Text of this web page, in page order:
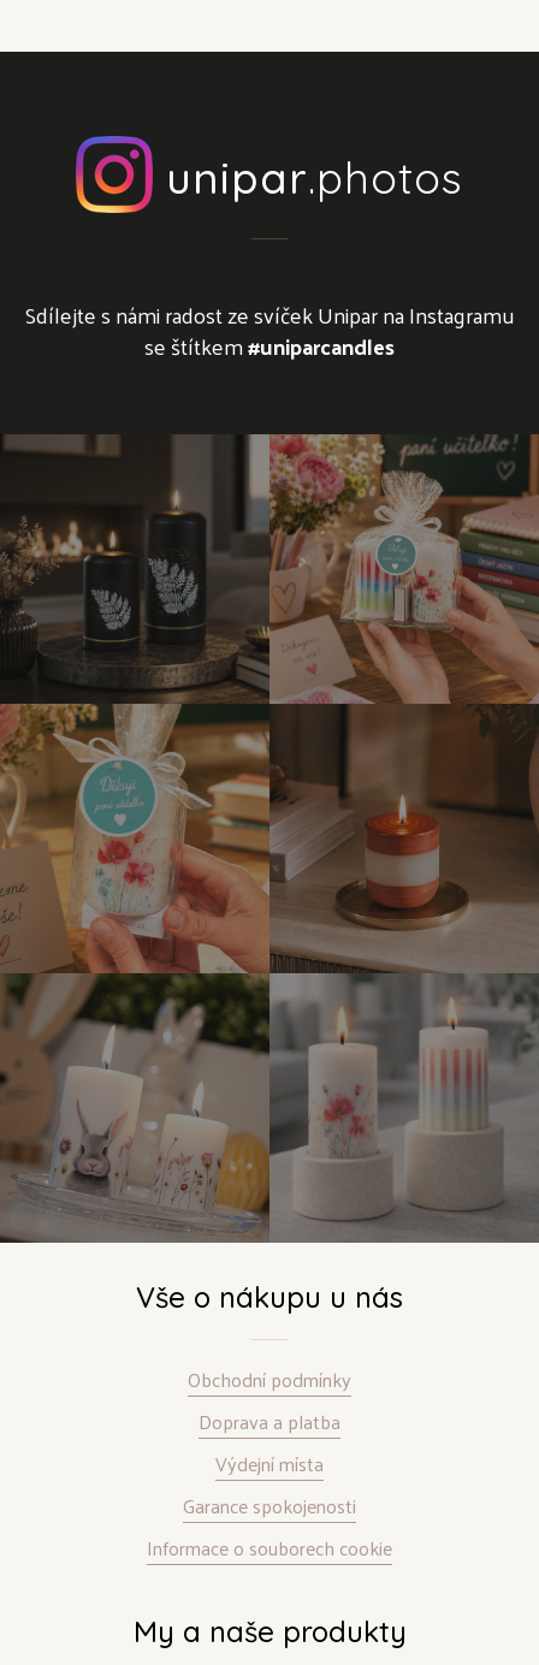
unipar.photos
Sdílejte s námi radost ze svíček Unipar na Instagramu
se štítkem#uniparcandles
Vše o nákupu u nás
Obchodní podmínky
Doprava a platba
Výdejní místa
Garance spokojenosti
Informace o souborech cookie
My a naše produkty